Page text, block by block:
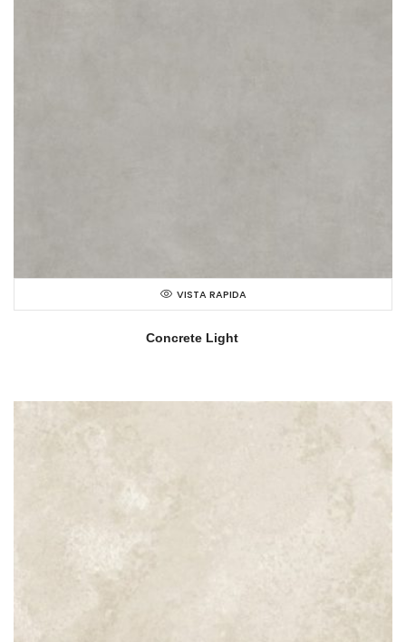
VISTA RAPIDA
Concrete Light